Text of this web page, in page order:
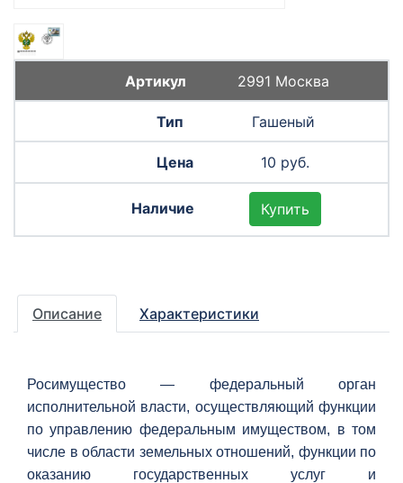
2991 Москва
Гашеный
10 руб.
Купить
Описание Характеристики
Росимущество — федеральный орган
исполнительной власти, осуществляющий функции
по управлению федеральным имуществом, в том
числе в области земельных отношений, функции по
оказанию государственных услуг и